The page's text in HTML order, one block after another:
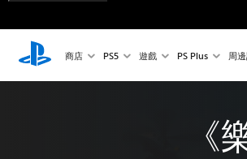
商店 PS5 遊戲 PS Plus 周
《